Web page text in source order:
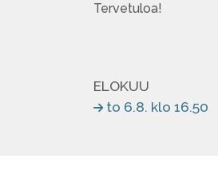
Tervetuloa!
ELOKUU
to 6.8. klo 16.50